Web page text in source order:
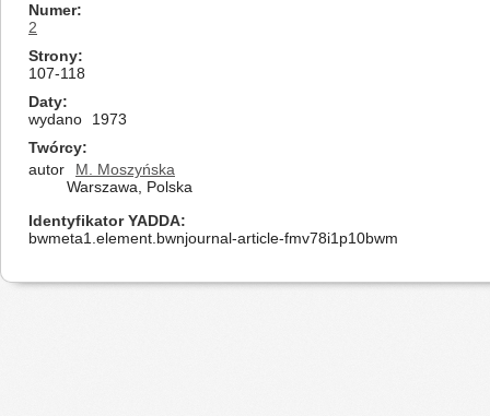
Numer
2
Strony
107-118
Daty
wydano
1973
Twórcy
autor
M. Moszyńska
Warszawa, Polska
Identyfikator YADDA
bwmeta1.element.bwnjournal-article-fmv78i1p10bwm